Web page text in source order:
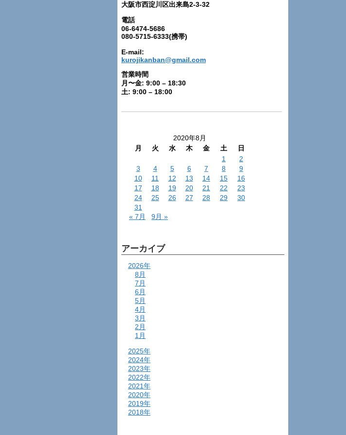
大阪市西淀川区出来島2-3-32
電話
06-6474-5686
080-5715-6333(携帯)
E-mail:
kurojikanban@gmail.com
営業時間
月〜金: 9:00 – 18:30
土: 9:00 – 18:00
2020年8月
月
火 水 木 金 土
日
1
2
3
4 5 6 7 8
9
10
11 12 13 14 15
16
17
18 19 20 21 22
23
24
25 26 27 28 29
30
31
« 7月
9月 »
アーカイブ
2026年
8月
7月
6月
5月
4月
3月
2月
1月
2025年
2024年
2023年
2022年
2021年
2020年
2019年
2018年